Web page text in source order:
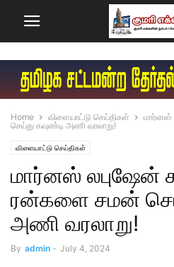
Home விளையாட்டு செய்திகள்
மார்னஸ்
செய்து கவுண்டி அணி வரலாறு!
விளையாட்டு செய்திகள்
மார்னஸ் லபுஷேன்
ரன்களை சமன்
அணி வரலாறு!
By admin - July 4, 2024